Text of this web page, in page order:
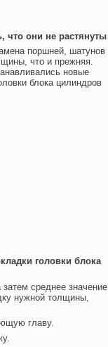
что они не растянуты
поршней, шатунов
что и прежняя.
новые
блока цилиндров
головки блока
среднее значение
нужной толщины,
главу.